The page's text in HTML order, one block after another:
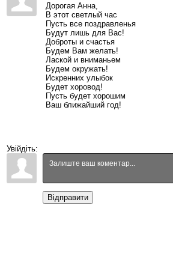
Дорогая Анна,
В этот светлый час
Пусть все поздравленья
Будут лишь для Вас!
Доброты и счастья
Будем Вам желать!
Лаской и вниманьем
Будем окружать!
Искренних улыбок
Будет хоровод!
Пусть будет хорошим
Ваш ближайший год!
Увійдіть:
Відправити